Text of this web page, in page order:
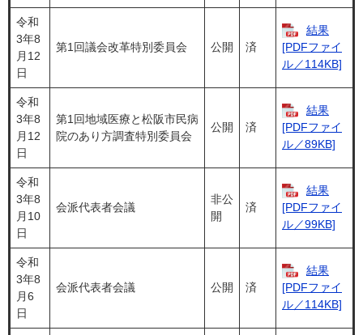
令和
3年8
月12
日
第1回議会改革特別委員会 公開 済
結果
[PDFファイ
ル／114KB]
令和
3年8
月12
日
第1回地域医療と松阪市民病
院のあり方調査特別委員会
公開 済
結果
[PDFファイ
ル／89KB]
令和
3年8
月10
日
会派代表者会議
非公
開
済
結果
[PDFファイ
ル／99KB]
令和
3年8
月6
日
会派代表者会議 公開 済
結果
[PDFファイ
ル／114KB]